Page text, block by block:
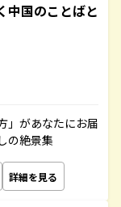
中国のことばと
」があなたにお届
の絶景集
詳細を見る